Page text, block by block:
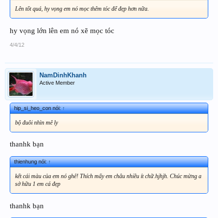
Lên tốt quá, hy vọng em nó mọc thêm tóc để đẹp hơn nữa.
hy vọng lớn lên em nó xẽ mọc tóc
4/4/12
NamDinhKhanh
Active Member
hip_si_heo_con nói:↑
bộ đuôi nhìn mê ly
thanhk bạn
thienhung nói:↑
kết cái màu của em nó ghê! Thích mấy em châu nhiều ít chữ.hjhjh. Chúc mừng a
sở hữu 1 em cá đẹp
thanhk bạn